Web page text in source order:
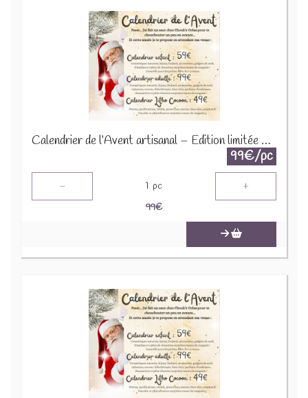
Calendrier de l’Avent artisanal – Édition limitée 2025
99€/pc
- 1 pc +
99€